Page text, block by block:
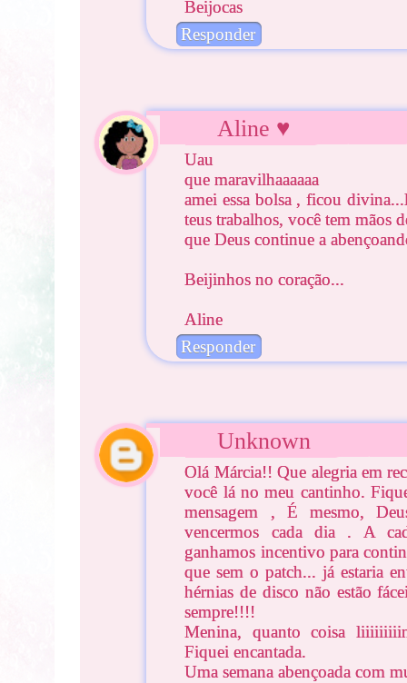
Beijocas
Responder
Aline ♥
Uau
que maravilhaaaaaa
amei essa bolsa , ficou
teus trabalhos, você tem mãos
que Deus continue a
Beijinhos no coração...
Aline
Responder
Unknown
Olá Márcia!! Que alegria em
você lá no meu cantinho.
mensagem , É mesmo,
vencermos cada dia . A
ganhamos incentivo para
que sem o patch... já estaria
hérnias de disco não estão
sempre!!!!
Menina, quanto coisa
Fiquei encantada.
Uma semana abençoada com